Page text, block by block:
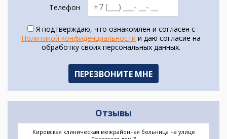
Телефон
Я подтверждаю, что ознакомлен и согласен с
Политикой конфиденциальности и даю согласие на
обработку своих персональных данных.
Отзывы
Кировская клиническая межрайонная больница на улице